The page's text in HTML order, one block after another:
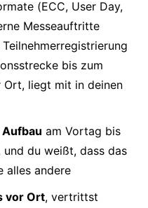
(ECC, User Day,
Messeauftritte
bis zum
Ort, liegt mit in deinen
Aufbau am Vortag bis
und du weißt, dass das
alles andere
vor Ort, vertrittst